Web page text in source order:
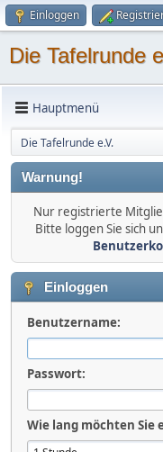
Einloggen
Die Tafelrunde
Hauptmenü
Die Tafelrunde e.V.
Warnung!
Nur registrierte
Bitte loggen Sie sich
Einloggen
Benutzername:
Passwort:
Wie lang möchten Sie